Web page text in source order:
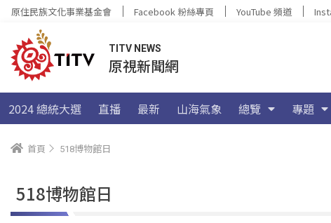
原住民族文化事業基金會 Facebook 粉絲專頁 YouTube 頻道
TITV NEWS
原視新聞網
2024 總統大選 直播 最新 山海氣象 總覽 專題
首頁 518博物館日
518博物館日